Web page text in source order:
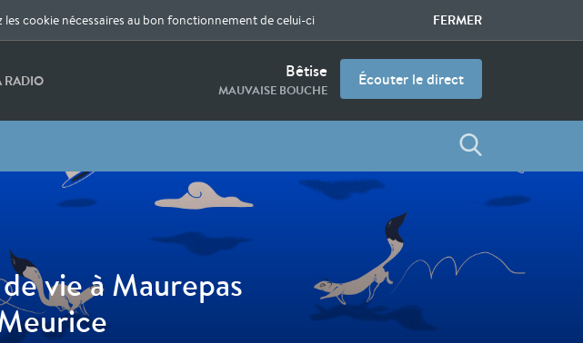
cookie nécessaires au bon fonctionnement de celui-ci FERMER
RADIO Bêtise
MAUVAISE BOUCHE
Écouter le direct
vie à Maurepas